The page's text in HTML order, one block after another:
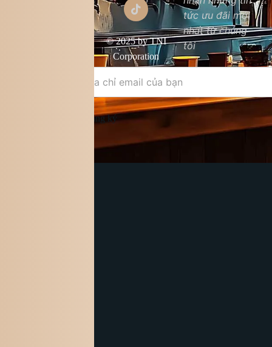
© 2025 by TNI
Corporation
tức ưu đãi mới
nhất từ chúng
tôi
Đăng ký